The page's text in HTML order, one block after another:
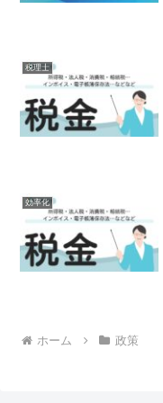
税理士
効率化
ホーム
政策